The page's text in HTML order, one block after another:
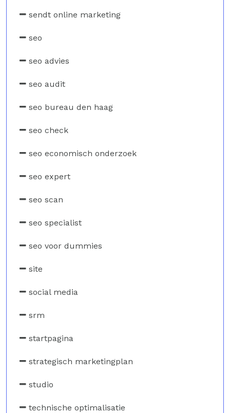
sendt online marketing
seo
seo advies
seo audit
seo bureau den haag
seo check
seo economisch onderzoek
seo expert
seo scan
seo specialist
seo voor dummies
site
social media
srm
startpagina
strategisch marketingplan
studio
technische optimalisatie